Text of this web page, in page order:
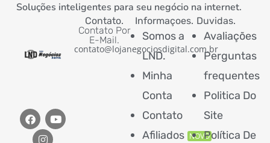
Soluções inteligentes para seu negócio na internet.
Contato.
Contato Por
E-Mail.
contato@lojanegociosdigital.com.br
Informaçoes.
Somos a
LND.
Minha
Conta
Contato
Afiliados NOVO
Duvidas.
Avaliações
Perguntas
frequentes
Politica Do
Site
Política De